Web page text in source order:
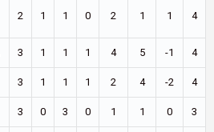
2 1 1 0 2 1 1 4
3 1 1 1 4 5 -1 4
3 1 1 1 2 4 -2 4
3 0 3 0 1 1 0 3